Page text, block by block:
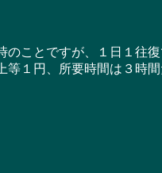
ことですが、１日１往
等１円、所要時間は３時